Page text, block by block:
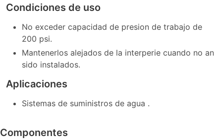
Condiciones de uso
No exceder capacidad de presion de trabajo de
200 psi.
Mantenerlos alejados de la interperie cuando no an
sido instalados.
Aplicaciones
Sistemas de suministros de agua .
Componentes